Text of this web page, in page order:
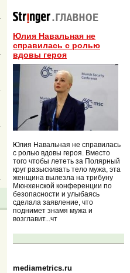
Юлия Навальная не
справилась с ролью
вдовы героя
Юлия Навальная не справилась
с ролью вдовы героя. Вместо
того чтобы лететь за Полярный
круг разыскивать тело мужа, эта
женщина вылезла на трибуну
Мюнхенской конференции по
безопасности и улыбаясь
сделала заявление, что
поднимет знамя мужа и
возглавит...чт
mediametrics.ru